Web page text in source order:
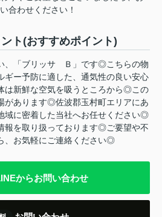
合わせください！
ト(おすすめポイント)
、「ブリッサ Ｂ」です◎こちらの物
ー予防に適した、通気性の良い安心
は新鮮な空気を吸うところから◎この
があります◎佐波郡玉村町エリアにあ
域に密着した当社へお任せください◎
報を取り扱っております◎ご要望や不
、お気軽にご連絡ください◎
からお問い合わせ